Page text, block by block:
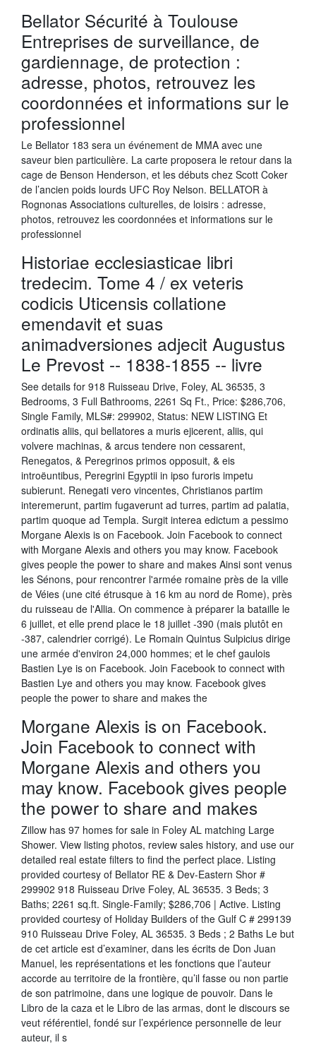
Bellator Sécurité à Toulouse
Entreprises de surveillance, de
gardiennage, de protection :
adresse, photos, retrouvez les
coordonnées et informations sur le
professionnel
Le Bellator 183 sera un événement de MMA avec une
saveur bien particulière. La carte proposera le retour dans la
cage de Benson Henderson, et les débuts chez Scott Coker
de l’ancien poids lourds UFC Roy Nelson. BELLATOR à
Rognonas Associations culturelles, de loisirs : adresse,
photos, retrouvez les coordonnées et informations sur le
professionnel
Historiae ecclesiasticae libri
tredecim. Tome 4 / ex veteris
codicis Uticensis collatione
emendavit et suas
animadversiones adjecit Augustus
Le Prevost -- 1838-1855 -- livre
See details for 918 Ruisseau Drive, Foley, AL 36535, 3
Bedrooms, 3 Full Bathrooms, 2261 Sq Ft., Price: $286,706,
Single Family, MLS#: 299902, Status: NEW LISTING Et
ordinatis aliis, qui bellatores a muris ejicerent, aliis, qui
volvere machinas, & arcus tendere non cessarent,
Renegatos, & Peregrinos primos opposuit, & eis
introëuntibus, Peregrini Egyptii in ipso furoris impetu
subierunt. Renegati vero vincentes, Christianos partim
interemerunt, partim fugaverunt ad turres, partim ad palatia,
partim quoque ad Templa. Surgit interea edictum a pessimo
Morgane Alexis is on Facebook. Join Facebook to connect
with Morgane Alexis and others you may know. Facebook
gives people the power to share and makes Ainsi sont venus
les Sénons, pour rencontrer l'armée romaine près de la ville
de Véies (une cité étrusque à 16 km au nord de Rome), près
du ruisseau de l'Allia. On commence à préparer la bataille le
6 juillet, et elle prend place le 18 juillet -390 (mais plutôt en
-387, calendrier corrigé). Le Romain Quintus Sulpicius dirige
une armée d'environ 24,000 hommes; et le chef gaulois
Bastien Lye is on Facebook. Join Facebook to connect with
Bastien Lye and others you may know. Facebook gives
people the power to share and makes the
Morgane Alexis is on Facebook.
Join Facebook to connect with
Morgane Alexis and others you
may know. Facebook gives people
the power to share and makes
Zillow has 97 homes for sale in Foley AL matching Large
Shower. View listing photos, review sales history, and use our
detailed real estate filters to find the perfect place. Listing
provided courtesy of Bellator RE & Dev-Eastern Shor #
299902 918 Ruisseau Drive Foley, AL 36535. 3 Beds; 3
Baths; 2261 sq.ft. Single-Family; $286,706 | Active. Listing
provided courtesy of Holiday Builders of the Gulf C # 299139
910 Ruisseau Drive Foley, AL 36535. 3 Beds ; 2 Baths Le but
de cet article est d’examiner, dans les écrits de Don Juan
Manuel, les représentations et les fonctions que l’auteur
accorde au territoire de la frontière, qu’il fasse ou non partie
de son patrimoine, dans une logique de pouvoir. Dans le
Libro de la caza et le Libro de las armas, dont le discours se
veut référentiel, fondé sur l’expérience personnelle de leur
auteur, il s